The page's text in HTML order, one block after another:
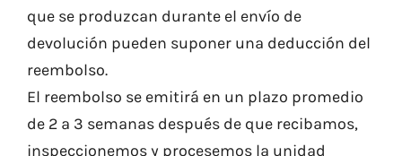
que se produzcan durante el envío de
devolución pueden suponer una deducción del
reembolso.
El reembolso se emitirá en un plazo promedio
de 2 a 3 semanas después de que recibamos,
inspeccionemos y procesemos la unidad